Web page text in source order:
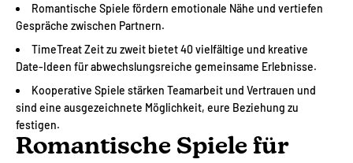
Romantische Spiele fördern emotionale Nähe und vertiefen
Gespräche zwischen Partnern.
TimeTreat Zeit zu zweit bietet 40 vielfältige und kreative
Date-Ideen für abwechslungsreiche gemeinsame Erlebnisse.
Kooperative Spiele stärken Teamarbeit und Vertrauen und
sind eine ausgezeichnete Möglichkeit, eure Beziehung zu
festigen.
Romantische Spiele für